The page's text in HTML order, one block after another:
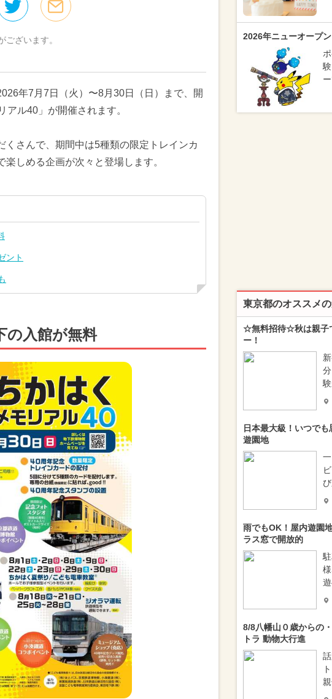
ざいます。
年7月7日（火）〜8月30日（日）まで、開
ル40」が開催されます。
くさんで、期間中は5種類の限定トレインカ
しめる企画が次々と登場します。
ント
の入館が無料
2026年ニューオープン
東京都のオススメ
☆無料招待☆秋は親子
ー！
日本最大級！いつで
遊園地
雨でもOK！屋内遊園
ラス窓で開放的
8/8八幡山０歳からの
トラ 動物大行進